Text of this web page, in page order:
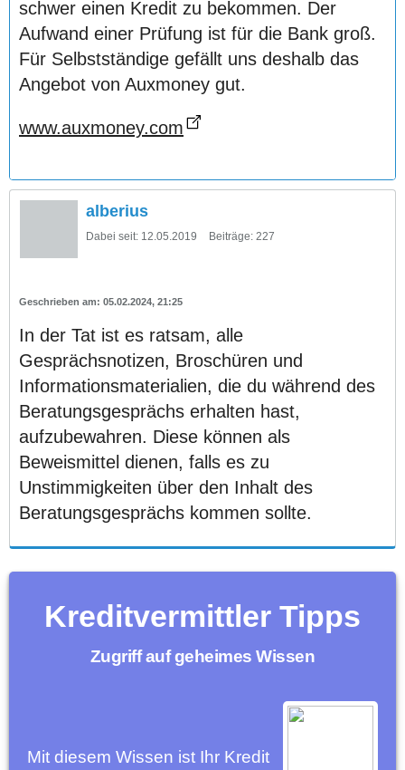
schwer einen Kredit zu bekommen. Der
Aufwand einer Prüfung ist für die Bank groß.
Für Selbstständige gefällt uns deshalb das
Angebot von Auxmoney gut.
www.auxmoney.com
alberius
Dabei seit: 12.05.2019 Beiträge: 227
05.02.2024, 21:25
In der Tat ist es ratsam, alle
Gesprächsnotizen, Broschüren und
Informationsmaterialien, die du während des
Beratungsgesprächs erhalten hast,
aufzubewahren. Diese können als
Beweismittel dienen, falls es zu
Unstimmigkeiten über den Inhalt des
Beratungsgesprächs kommen sollte.
Kreditvermittler Tipps
Zugriff auf geheimes Wissen
Mit diesem Wissen ist Ihr Kredit